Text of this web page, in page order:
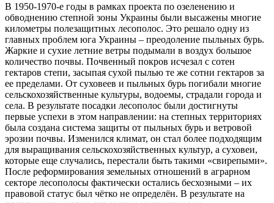
В 1950-1970-е годы в рамках проекта по озеленению и
обводнению степной зоны Украины были высажены многие
километры полезащитных лесополос. Это решало одну из
главных проблем юга Украины – преодоление пыльных бурь.
Жаркие и сухие летние ветры подымали в воздух большое
количество почвы. Почвенный покров исчезал с сотен
гектаров степи, засыпая сухой пылью те же сотни гектаров за
ее пределами. От суховеев и пыльных бурь погибали многие
сельскохозяйственные культуры, водоемы, страдали города и
села. В результате посадки лесополос были достигнуты
первые успехи в этом направлении: на степных территориях
была создана система защиты от пыльных бурь и ветровой
эрозии почвы. Изменился климат, он стал более подходящим
для выращивания сельскохозяйственных культур, а суховеи,
которые еще случались, перестали быть такими «свирепыми».
После реформирования земельных отношений в аграрном
секторе лесополосы фактически остались бесхозными – их
правовой статус был чётко не определён. В результате на